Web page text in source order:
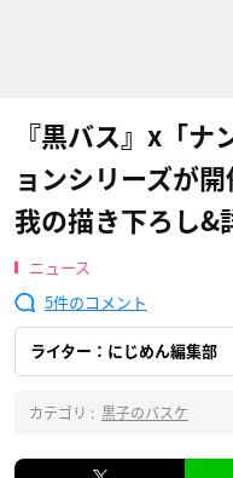
『黒バス』x「ナ
ョンシリーズが
我の描き下ろし&
ニュース
5
ライター：にじめん編集部
カテゴリ : 黒子のバスケ